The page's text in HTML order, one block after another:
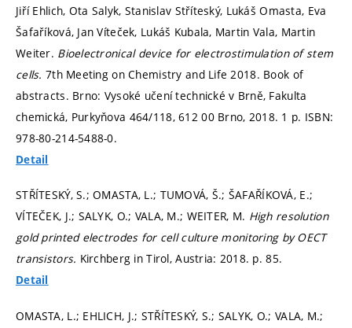
Jiří Ehlich, Ota Salyk, Stanislav Stříteský, Lukáš Omasta, Eva
Šafaříková, Jan Víteček, Lukáš Kubala, Martin Vala, Martin
Weiter. Bioelectronical device for electrostimulation of stem
cells. 7th Meeting on Chemistry and Life 2018. Book of
abstracts. Brno: Vysoké učení technické v Brně, Fakulta
chemická, Purkyňova 464/118, 612 00 Brno, 2018. 1 p. ISBN:
978-80-214-5488-0.
Detail
STŘÍTESKÝ, S.; OMASTA, L.; TUMOVÁ, Š.; ŠAFAŘÍKOVÁ, E.;
VÍTEČEK, J.; SALYK, O.; VALA, M.; WEITER, M. High resolution
gold printed electrodes for cell culture monitoring by OECT
transistors. Kirchberg in Tirol, Austria: 2018. p. 85.
Detail
OMASTA, L.; EHLICH, J.; STŘÍTESKÝ, S.; SALYK, O.; VALA, M.;